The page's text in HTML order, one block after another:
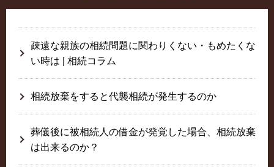
疎遠な親族の相続問題に関わりくない・もめたくな
い時は | 相続コラム
相続放棄をすると代襲相続が発生するのか
葬儀後に被相続人の借金が発覚した場合、相続放棄
は出来るのか？